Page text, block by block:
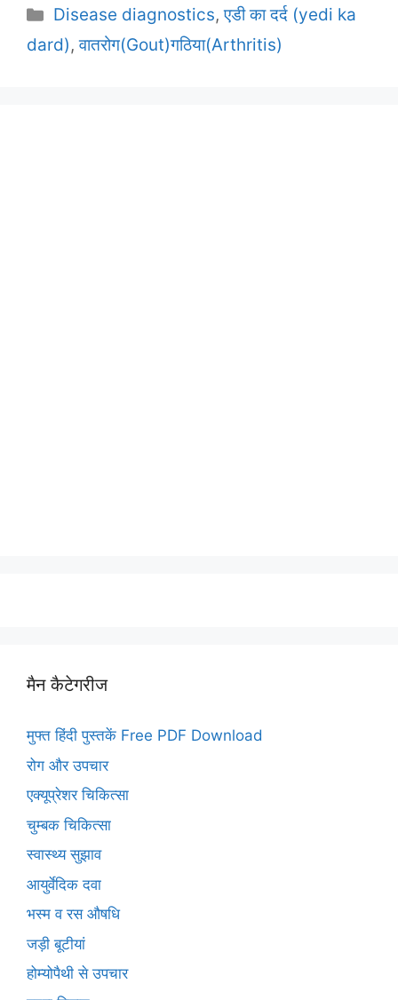
Categories
Disease diagnostics,एडी का दर्द (yedi ka
dard),वातरोग(Gout)गठिया(Arthritis)
मैन कैटेगरीज
मुफ्त हिंदी पुस्तकें Free PDF Download
रोग और उपचार
एक्यूप्रेशर चिकित्सा
चुम्बक चिकित्सा
स्वास्थ्य सुझाव
आयुर्वेदिक दवा
भस्म व रस औषधि
जड़ी बूटीयां
होम्योपैथी से उपचार